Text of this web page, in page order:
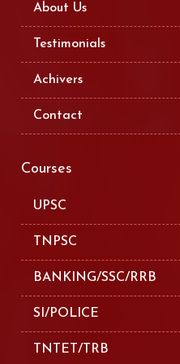
About Us
Testimonials
Achivers
Contact
Courses
UPSC
TNPSC
BANKING/SSC/RRB
SI/POLICE
TNTET/TRB